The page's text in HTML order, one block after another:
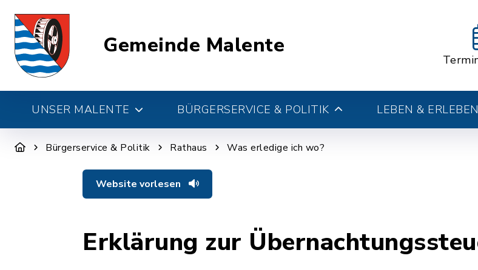
Gemeinde Malente
UNSER MALENTE BÜRGERSERVICE & POLITIK LEBEN & ERLEBEN
Bürgerservice & Politik Rathaus Was erledige ich wo?
Website vorlesen
Erklärung zur